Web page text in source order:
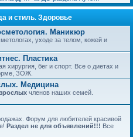
и стиль. Здоровье
Маникюр
уходе за телом, кожей и
Пластика
хирургия, бег и спорт. Все о диетах и
ЗОЖ.
Медицина
членов наших семей.
Форум для любителей красивой
Раздел не для объявлений!!! Все